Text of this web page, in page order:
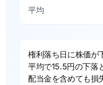
平均
権利落ち日に株価が
平均で15.5円の下落
配当金を含めても損